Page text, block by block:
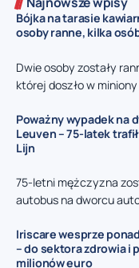
Bójka na tarasie
osoby ranne, kilka
Dwie osoby zostały
której doszło w
Poważny wypadek na
Leuven – 75-latek
Lijn
75-letni mężczyzna
autobus na dworcu
Iriscare wesprze
– do sektora zdrowia i
milionów euro